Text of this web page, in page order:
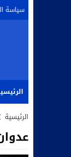
سياسة
الرئيسية